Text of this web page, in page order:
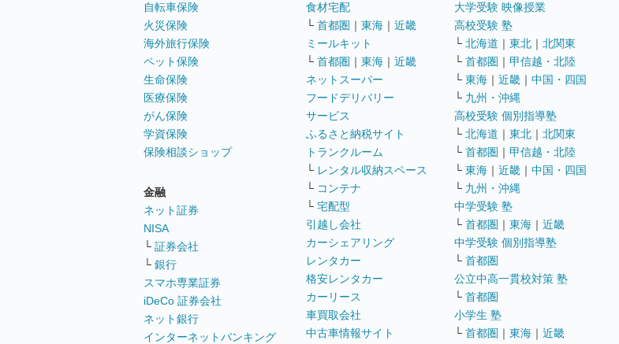
自転車保険
火災保険
海外旅行保険
ペット保険
生命保険
医療保険
がん保険
学資保険
保険相談ショップ
金融
ネット証券
NISA
└ 証券会社
└ 銀行
スマホ専業証券
iDeCo 証券会社
ネット銀行
インターネットバンキング
食材宅配
└ 首都圏 ｜ 東海 ｜ 近畿
ミールキット
└ 首都圏 ｜ 東海 ｜ 近畿
ネットスーパー
フードデリバリー
サービス
ふるさと納税サイト
トランクルーム
└ レンタル収納スペース
└ コンテナ
└ 宅配型
引越し会社
カーシェアリング
レンタカー
格安レンタカー
カーリース
車買取会社
中古車情報サイト
大学受験 映像授業
高校受験 塾
└ 北海道 ｜ 東北 ｜ 北関東
└ 首都圏 ｜ 甲信越・北陸
└ 東海 ｜ 近畿 ｜ 中国・四国
└ 九州・沖縄
高校受験 個別指導塾
└ 北海道 ｜ 東北 ｜ 北関東
└ 首都圏 ｜ 甲信越・北陸
└ 東海 ｜ 近畿 ｜ 中国・四国
└ 九州・沖縄
中学受験 塾
└ 首都圏 ｜ 東海 ｜ 近畿
中学受験 個別指導塾
└ 首都圏
公立中高一貫校対策 塾
└ 首都圏
小学生 塾
└ 首都圏 ｜ 東海 ｜ 近畿